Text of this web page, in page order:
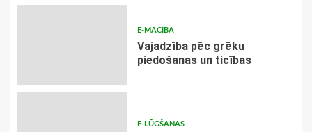
E-MĀCĪBA
Vajadzība pēc grēku
piedošanas un ticības
E-LŪGŠANAS